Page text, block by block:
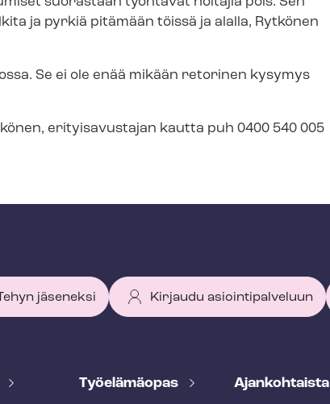
ja pyrkiä pitämään töissä ja alalla, Rytkönen
Se ei ole enää mikään retorinen kysymys
erityisavustajan kautta puh 0400 540 005
jäseneksi Kirjaudu asiointipalveluun
Työelämäopas Ajankohtaista